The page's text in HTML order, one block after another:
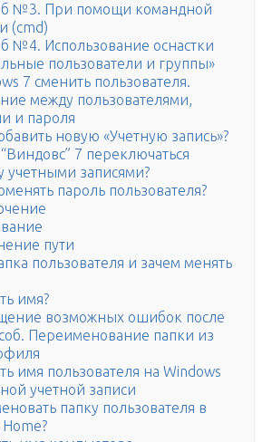
№3. При помощи командной
(cmd)
№4. Использование оснастки
пользователи и группы»
7 сменить пользователя.
между пользователями,
и пароля
новую «Учетную запись»?
7 переключаться
учетными записями?
пароль пользователя?
пути
пользователя и зачем менять
имя?
возможных ошибок после
Переименование папки из
имя пользователя на Windows
учетной записи
папку пользователя в